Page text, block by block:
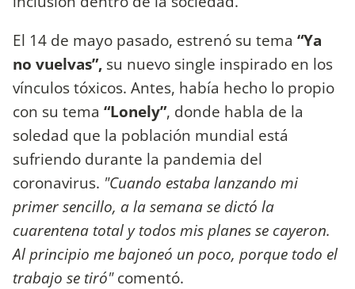
El 14 de mayo pasado, estrenó su tema “Ya
no vuelvas”, su nuevo single inspirado en los
vínculos tóxicos. Antes, había hecho lo propio
con su tema “Lonely”, donde habla de la
soledad que la población mundial está
sufriendo durante la pandemia del
coronavirus. "Cuando estaba lanzando mi
primer sencillo, a la semana se dictó la
cuarentena total y todos mis planes se cayeron.
Al principio me bajoneó un poco, porque todo el
trabajo se tiró"comentó.